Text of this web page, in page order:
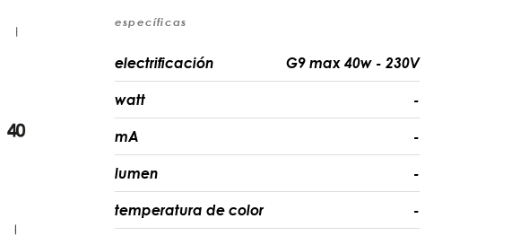
específicas
electrificación G9 max 40w - 230V
watt -
mA -
lumen -
temperatura de color -